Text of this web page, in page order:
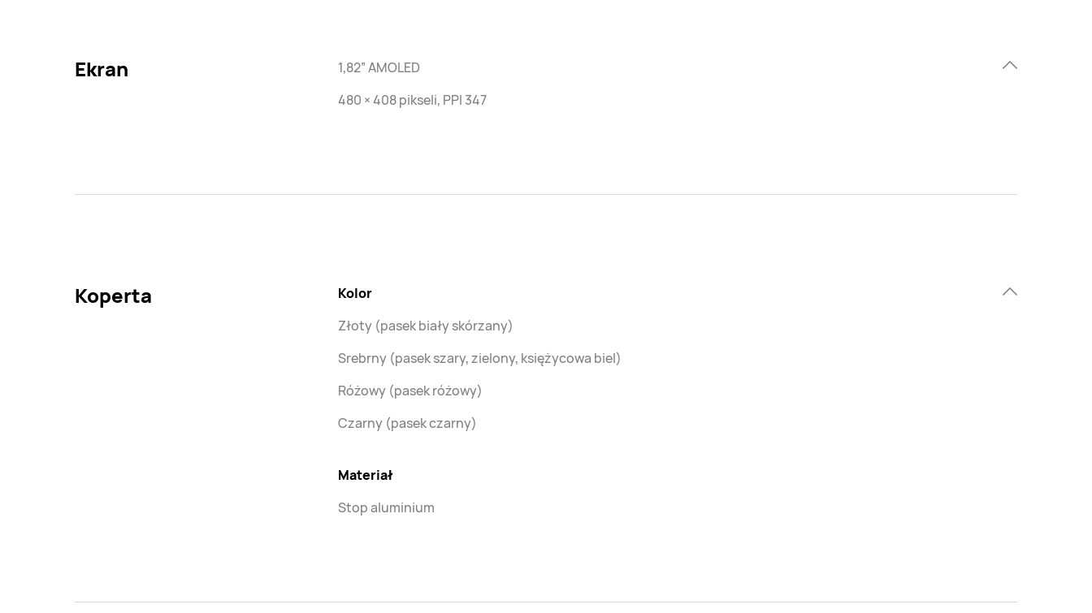
Ekran
1,82” AMOLED
480 × 408 pikseli, PPI 347
Koperta
Kolor
Złoty (pasek biały skórzany)
Srebrny (pasek szary, zielony, księżycowa biel)
Różowy (pasek różowy)
Czarny (pasek czarny)
Materiał
Stop aluminium